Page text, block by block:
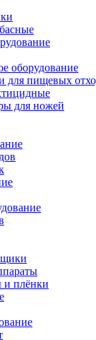
оборудование
для пищевых
для ножей
и плёнки